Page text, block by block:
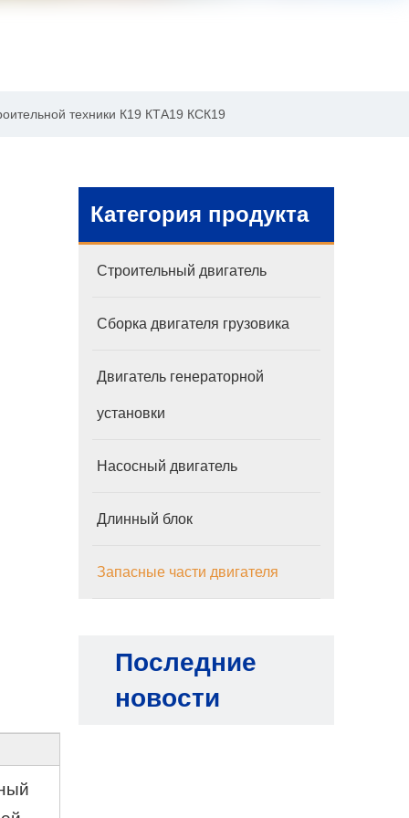
техники К19 КТА19 КСК19
Категория продукта
Строительный двигатель
Сборка двигателя грузовика
Двигатель генераторной
установки
Насосный двигатель
Длинный блок
Запасные части двигателя
Последние
новости